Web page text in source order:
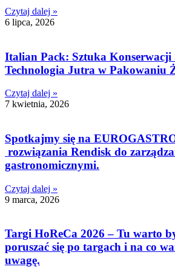
Czytaj dalej »
6 lipca, 2026
Italian Pack: Sztuka Konserwacji
Technologia Jutra w Pakowaniu
Czytaj dalej »
7 kwietnia, 2026
Spotkajmy się na
rozwiązania Rendisk do
gastronomicznymi.
Czytaj dalej »
9 marca, 2026
Targi HoReCa 2026 – Tu warto
poruszać się po targach i na co
uwagę.